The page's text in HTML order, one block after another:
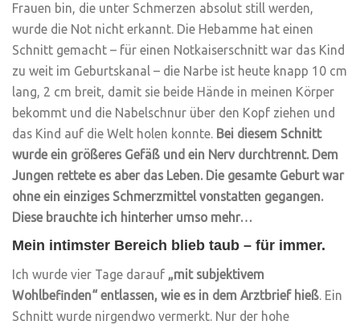
Frauen bin, die unter Schmerzen absolut still werden,
wurde die Not nicht erkannt. Die Hebamme hat einen
Schnitt gemacht – für einen Notkaiserschnitt war das Kind
zu weit im Geburtskanal – die Narbe ist heute knapp 10 cm
lang, 2 cm breit, damit sie beide Hände in meinen Körper
bekommt und die Nabelschnur über den Kopf ziehen und
das Kind auf die Welt holen konnte. Bei diesem Schnitt
wurde ein größeres Gefäß und ein Nerv durchtrennt. Dem
Jungen rettete es aber das Leben. Die gesamte Geburt war
ohne ein einziges Schmerzmittel vonstatten gegangen.
Diese brauchte ich hinterher umso mehr…
Mein intimster Bereich blieb taub – für immer.
Ich wurde vier Tage darauf „mit subjektivem
Wohlbefinden“ entlassen, wie es in dem Arztbrief hieß. Ein
Schnitt wurde nirgendwo vermerkt. Nur der hohe